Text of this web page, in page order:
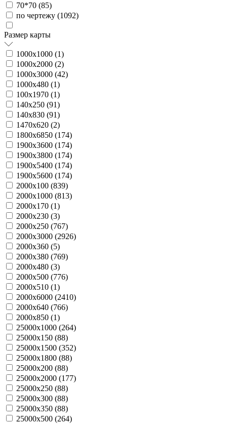
70*70 (85)
по чертежу (1092)
Размер карты
1000х1000 (1)
1000х2000 (2)
1000х3000 (42)
1000х480 (1)
100х1970 (1)
140х250 (91)
140х830 (91)
1470х620 (2)
1800х6850 (174)
1900х3600 (174)
1900х3800 (174)
1900х5400 (174)
1900х5600 (174)
2000х100 (839)
2000х1000 (813)
2000х170 (1)
2000х230 (3)
2000х250 (767)
2000х3000 (2926)
2000х360 (5)
2000х380 (769)
2000х480 (3)
2000х500 (776)
2000х510 (1)
2000х6000 (2410)
2000х640 (766)
2000х850 (1)
25000х1000 (264)
25000х150 (88)
25000х1500 (352)
25000х1800 (88)
25000х200 (88)
25000х2000 (177)
25000х250 (88)
25000х300 (88)
25000х350 (88)
25000х500 (264)